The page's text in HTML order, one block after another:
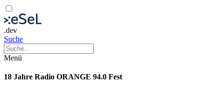
.dev
Suche
Menü
18 Jahre Radio ORANGE 94.0 Fest